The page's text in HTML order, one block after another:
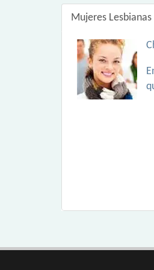
Mujeres Lesbianas